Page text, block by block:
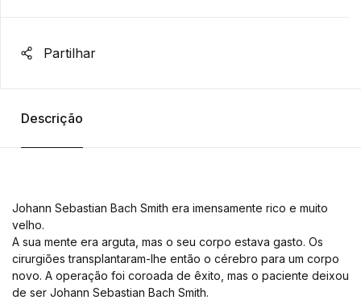
Partilhar
Descrição
Johann Sebastian Bach Smith era imensamente rico e muito
velho.
A sua mente era arguta, mas o seu corpo estava gasto. Os
cirurgiões transplantaram-lhe então o cérebro para um corpo
novo. A operação foi coroada de êxito, mas o paciente deixou
de ser Johann Sebastian Bach Smith.